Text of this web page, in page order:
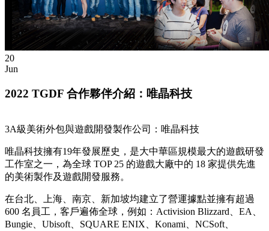
20
Jun
2022 TGDF 合作夥伴介紹：唯晶科技
3A級美術外包與遊戲開發製作公司：唯晶科技
唯晶科技擁有19年發展歷史，是大中華區規模最大的遊戲研發
工作室之一，為全球 TOP 25 的遊戲大廠中的 18 家提供先進
的美術製作及遊戲開發服務。
在台北、上海、南京、新加坡均建立了營運據點並擁有超過
600 名員工，客戶遍佈全球，例如：Activision Blizzard、EA、
Bungie、Ubisoft、SQUARE ENIX、Konami、NCSoft、